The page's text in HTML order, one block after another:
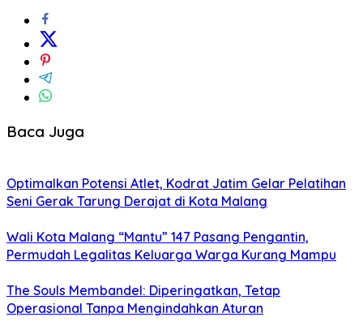
Baca Juga
Optimalkan Potensi Atlet, Kodrat Jatim Gelar Pelatihan
Seni Gerak Tarung Derajat di Kota Malang
Wali Kota Malang “Mantu” 147 Pasang Pengantin,
Permudah Legalitas Keluarga Warga Kurang Mampu
The Souls Membandel: Diperingatkan, Tetap
Operasional Tanpa Mengindahkan Aturan